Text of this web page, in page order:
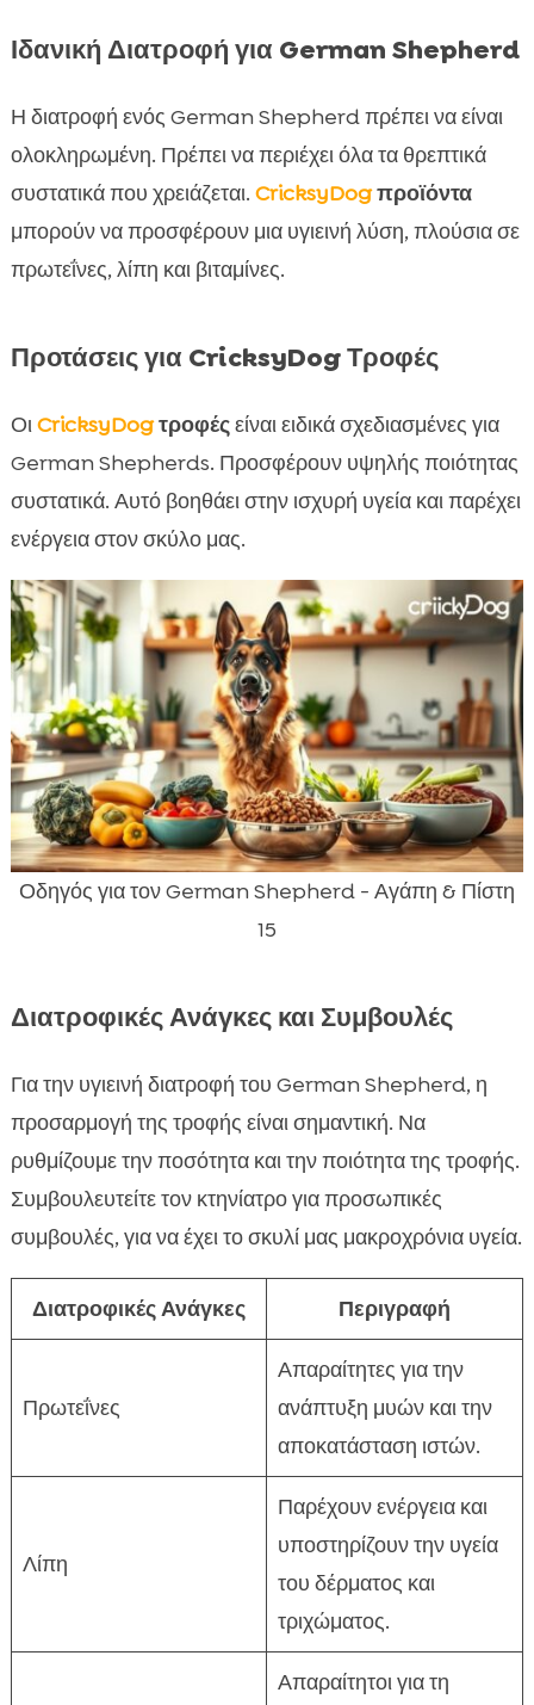
Ιδανική Διατροφή για German Shepherd
Η διατροφή ενός German Shepherd πρέπει να είναι
ολοκληρωμένη. Πρέπει να περιέχει όλα τα θρεπτικά
συστατικά που χρειάζεται. CricksyDogπροϊόντα
μπορούν να προσφέρουν μια υγιεινή λύση, πλούσια σε
πρωτεΐνες, λίπη και βιταμίνες.
Προτάσεις για CricksyDog Τροφές
ΟιCricksyDogτροφέςείναι ειδικά σχεδιασμένες για
German Shepherds. Προσφέρουν υψηλής ποιότητας
συστατικά. Αυτό βοηθάει στην ισχυρή υγεία και παρέχει
ενέργεια στον σκύλο μας.
Οδηγός για τον German Shepherd - Αγάπη & Πίστη
15
Διατροφικές Ανάγκες και Συμβουλές
Για την υγιεινή διατροφή του German Shepherd, η
προσαρμογή της τροφής είναι σημαντική. Να
ρυθμίζουμε την ποσότητα και την ποιότητα της τροφής.
Συμβουλευτείτε τον κτηνίατρο για προσωπικές
συμβουλές, για να έχει το σκυλί μας μακροχρόνια υγεία.
Διατροφικές Ανάγκες Περιγραφή
Πρωτεΐνες
Απαραίτητες για την
ανάπτυξη μυών και την
αποκατάσταση ιστών.
Λίπη
Παρέχουν ενέργεια και
υποστηρίζουν την υγεία
του δέρματος και
τριχώματος.
Απαραίτητοι για τη